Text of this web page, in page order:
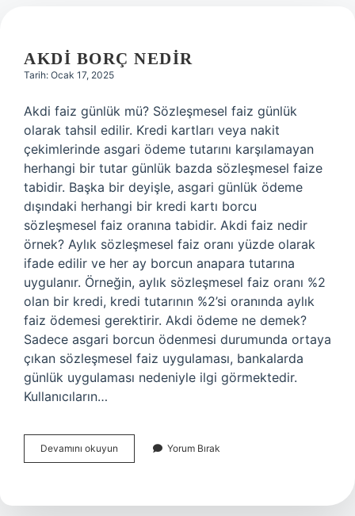
AKDI BORÇ NEDIR
Tarih: Ocak 17, 2025
Akdi faiz günlük mü? Sözleşmesel faiz günlük
olarak tahsil edilir. Kredi kartları veya nakit
çekimlerinde asgari ödeme tutarını karşılamayan
herhangi bir tutar günlük bazda sözleşmesel faize
tabidir. Başka bir deyişle, asgari günlük ödeme
dışındaki herhangi bir kredi kartı borcu
sözleşmesel faiz oranına tabidir. Akdi faiz nedir
örnek? Aylık sözleşmesel faiz oranı yüzde olarak
ifade edilir ve her ay borcun anapara tutarına
uygulanır. Örneğin, aylık sözleşmesel faiz oranı %2
olan bir kredi, kredi tutarının %2’si oranında aylık
faiz ödemesi gerektirir. Akdi ödeme ne demek?
Sadece asgari borcun ödenmesi durumunda ortaya
çıkan sözleşmesel faiz uygulaması, bankalarda
günlük uygulaması nedeniyle ilgi görmektedir.
Kullanıcıların…
Devamını okuyun
Borç
Yorum Bırak